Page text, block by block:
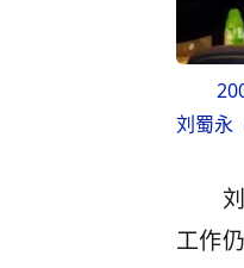
刘蜀永
工作